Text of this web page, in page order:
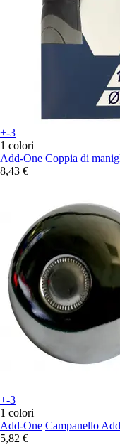
+-3
1 colori
Add-One Coppia di
8,43 €
+-3
1 colori
Add-One Campanello
5,82 €